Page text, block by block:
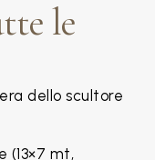
le
dello scultore
(13×7 mt,